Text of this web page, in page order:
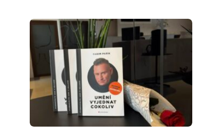
mentálního zdraví eliminace zánětů v těle
– ochrana před mnoha vážnými…